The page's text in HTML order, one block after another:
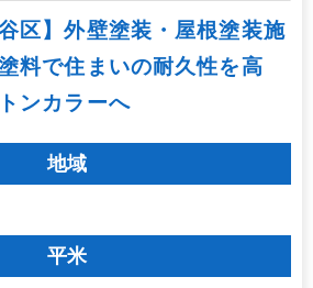
区】外壁塗装・屋根塗装施
料で住まいの耐久性を高
ンカラーへ
地域
平米